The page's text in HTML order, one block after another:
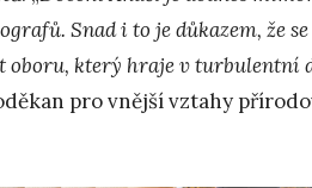
Snad i to je důkazem, že se
oboru, který hraje v turbulentní
pro vnější vztahy